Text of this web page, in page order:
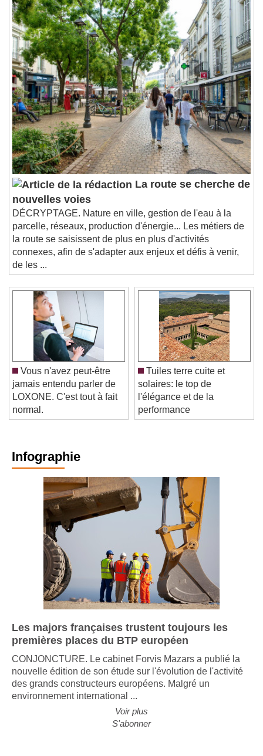
nouvelles voies
DÉCRYPTAGE. Nature en ville, gestion de l'eau à la
parcelle, réseaux, production d'énergie... Les métiers de
la route se saisissent de plus en plus d'activités
connexes, afin de s'adapter aux enjeux et défis à venir,
de les ...
Vous n'avez peut-être
jamais entendu parler de
LOXONE. C'est tout à fait
normal.
Tuiles terre cuite et
solaires: le top de
l'élégance et de la
performance
Infographie
Les majors françaises trustent toujours les
premières places du BTP européen
CONJONCTURE. Le cabinet Forvis Mazars a publié la
nouvelle édition de son étude sur l'évolution de l'activité
des grands constructeurs européens. Malgré un
Voir plus